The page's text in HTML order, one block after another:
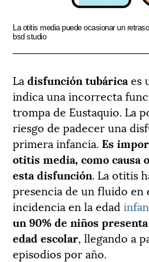
La otitis media puede ocasionar un
bsd studio
La disfunción tubárica es
indica una incorrecta
trompa de Eustaquio. La
riesgo de padecer una
primera infancia.Es
otitis media, como causa
esta disfunción. La otitis
presencia de un fluido en
incidencia en la edad
un 90% de niños
edad escolar, llegando a
episodios por año.